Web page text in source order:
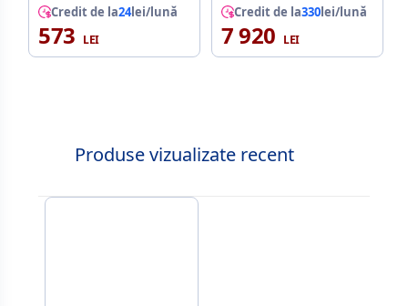
Credit de la24lei/lună
573
Credit de la330lei/lună
7 920
Produse vizualizate recent